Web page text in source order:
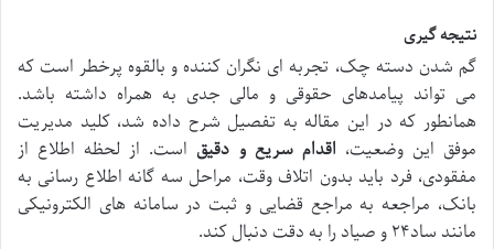
نتیجه گیری
گم شدن دسته چک، تجربه ای نگران کننده و بالقوه پرخطر است که
می تواند پیامدهای حقوقی و مالی جدی به همراه داشته باشد.
همانطور که در این مقاله به تفصیل شرح داده شد، کلید مدیریت
موفق این وضعیت، اقدام سریع و دقیقاست. از لحظه اطلاع از
مفقودی، فرد باید بدون اتلاف وقت، مراحل سه گانه اطلاع رسانی به
بانک، مراجعه به مراجع قضایی و ثبت در سامانه های الکترونیکی
مانند ساد۲۴ و صیاد را به دقت دنبال کند.